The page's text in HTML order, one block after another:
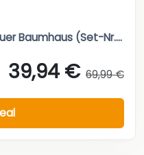
Baumhaus (Set-Nr....
39,94 € 69,99 €